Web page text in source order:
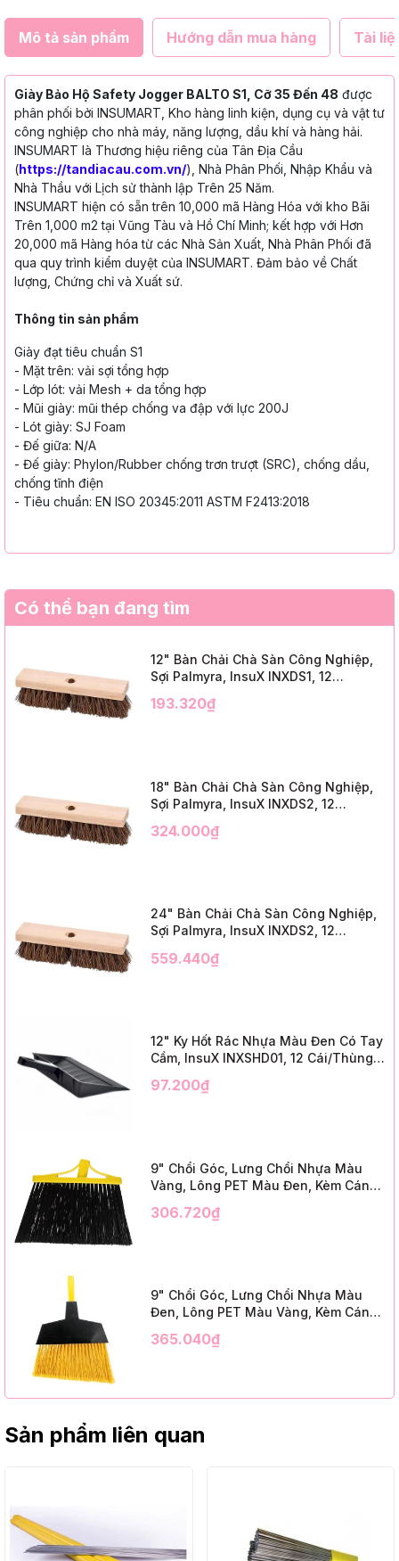
Mô tả sản phẩm Hướng dẫn mua hàng Tài
Giày Bảo Hộ Safety Jogger BALTO S1, Cỡ 35 Đến 48 được
phân phối bởi INSUMART, Kho hàng linh kiện, dụng cụ và vật tư
công nghiệp cho nhà máy, năng lượng, dầu khí và hàng hải.
INSUMART là Thương hiệu riêng của Tân Địa Cầu
(https://tandiacau.com.vn/), Nhà Phân Phối, Nhập Khẩu và
Nhà Thầu với Lịch sử thành lập Trên 25 Năm.
INSUMART hiện có sẵn trên 10,000 mã Hàng Hóa với kho Bãi
Trên 1,000 m2 tại Vũng Tàu và Hồ Chí Minh; kết hợp với Hơn
20,000 mã Hàng hóa từ các Nhà Sản Xuất, Nhà Phân Phối đã
qua quy trình kiểm duyệt của INSUMART. Đảm bảo về Chất
lượng, Chứng chỉ và Xuất sứ.
Thông tin sản phẩm
Giày đạt tiêu chuẩn S1
- Mặt trên: vải sợi tổng hợp
- Lớp lót: vải Mesh + da tổng hợp
- Mũi giày: mũi thép chống va đập với lực 200J
- Lót giày: SJ Foam
- Đế giữa: N/A
- Đế giày: Phylon/Rubber chống trơn trượt (SRC), chống dầu,
chống tĩnh điện
- Tiêu chuẩn: EN ISO 20345:2011 ASTM F2413:2018
Có thể bạn đang tìm
12" Bàn Chải Chà Sàn Công Nghiệp,
Sợi Palmyra, InsuX INXDS1, 12
Trim)
193.320₫
18" Bàn Chải Chà Sàn Công Nghiệp,
Sợi Palmyra, InsuX INXDS2, 12
Trim)
324.000₫
24" Bàn Chải Chà Sàn Công Nghiệp,
Sợi Palmyra, InsuX INXDS2, 12
3" Trim)
559.440₫
12" Ky Hốt Rác Nhựa Màu Đen Có Tay
Cầm, InsuX INXSHD01, 12 Cái/Thùng,
Black Plastic)
97.200₫
9" Chổi Góc, Lưng Chổi Nhựa Màu
Vàng, Lông PET Màu Đen, Kèm Cán
12 Bộ/Thùng (9" Angle Broom, Yellow
306.720₫
9" Chổi Góc, Lưng Chổi Nhựa Màu
Đen, Lông PET Màu Vàng, Kèm Cán
12 Bộ/Thùng (9" Angle Broom, Black
365.040₫
Sản phẩm liên quan